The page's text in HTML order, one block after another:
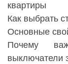
квартиры
Как выбрать
Основные
Почему
выключатели